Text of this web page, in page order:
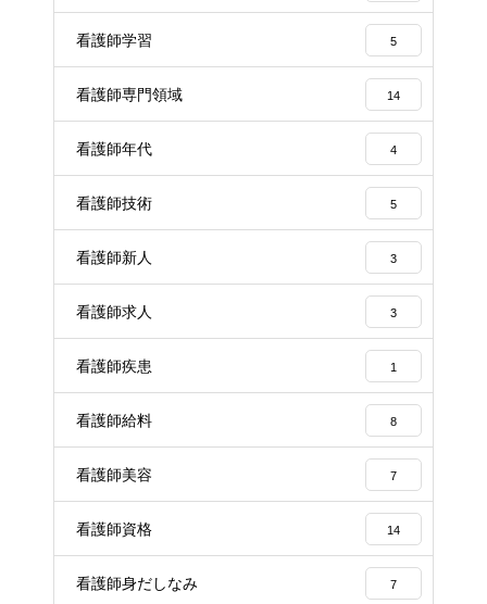
看護師学習 5
看護師専門領域 14
看護師年代 4
看護師技術 5
看護師新人 3
看護師求人 3
看護師疾患 1
看護師給料 8
看護師美容 7
看護師資格 14
看護師身だしなみ 7